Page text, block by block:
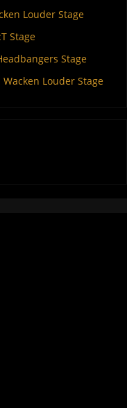
Louder Stage
Stage
Stage
Louder Stage